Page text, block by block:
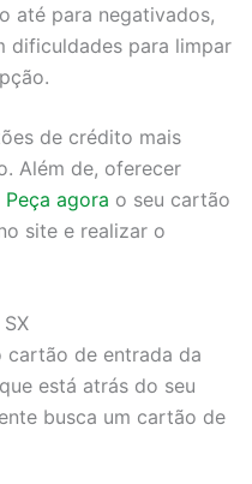
até para negativados,
dificuldades para limpar
de crédito mais
Além de, oferecer
Peça agora o seu cartão
site e realizar o
cartão de entrada da
está atrás do seu
busca um cartão de